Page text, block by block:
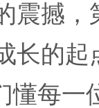
震撼，
长的起
懂每一